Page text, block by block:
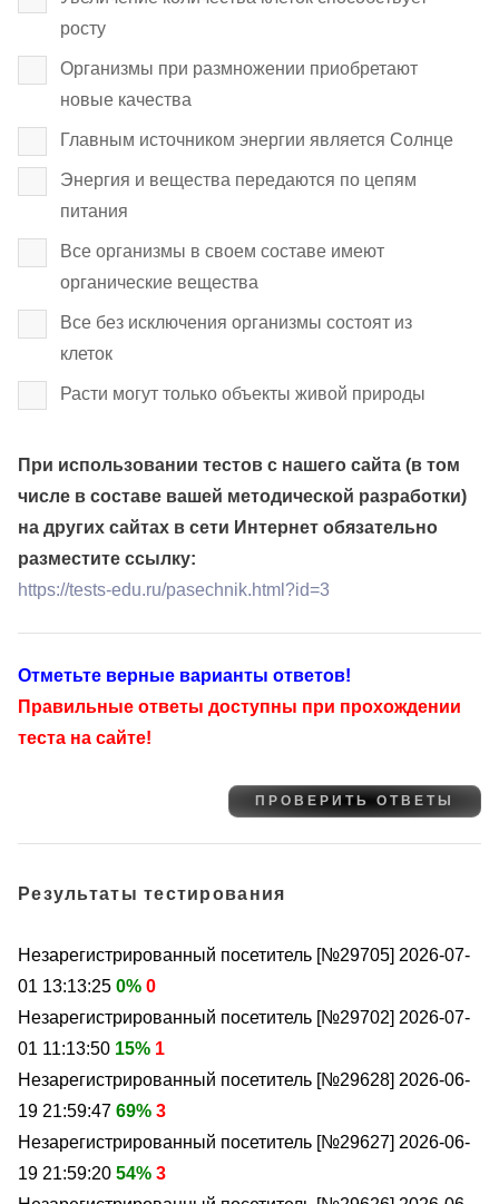
росту
Организмы при размножении приобретают
новые качества
Главным источником энергии является Солнце
Энергия и вещества передаются по цепям
питания
Все организмы в своем составе имеют
органические вещества
Все без исключения организмы состоят из
клеток
Расти могут только объекты живой природы
При использовании тестов с нашего сайта (в том
числе в составе вашей методической разработки)
на других сайтах в сети Интернет обязательно
разместите ссылку:
https://tests-edu.ru/pasechnik.html?id=3
Отметьте верные варианты ответов!
Правильные ответы доступны при прохождении
теста на сайте!
Результаты тестирования
Незарегистрированный посетитель [№29705] 2026-07-
01 13:13:25 0% 0
Незарегистрированный посетитель [№29702] 2026-07-
01 11:13:50 15% 1
Незарегистрированный посетитель [№29628] 2026-06-
19 21:59:47 69% 3
Незарегистрированный посетитель [№29627] 2026-06-
19 21:59:20 54% 3